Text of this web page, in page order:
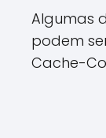
Algumas
podem
Cache-